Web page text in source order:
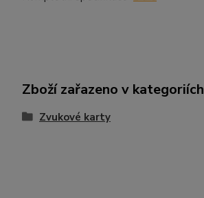
Zboží zařazeno v kategoriích
Zvukové karty